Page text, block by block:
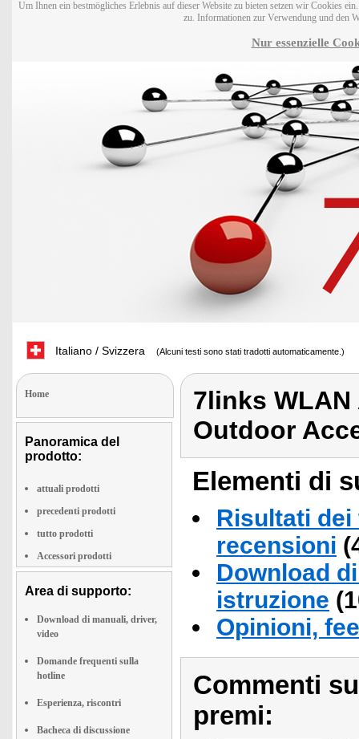
Um Ihnen ein bestmögliches Erlebnis auf dieser Website zu bieten setzen wir Cookies
zu. Informationen zur Verwendung und den
Nur essenzielle
Italiano / Svizzera (Alcuni testi sono stati tradotti automaticamente.)
Home
Panoramica del
prodotto:
attuali prodotti
precedenti prodotti
tutto prodotti
Accessori prodotti
Area di supporto:
Download di manuali, driver,
video
Domande frequenti sulla
hotline
Esperienza, riscontri
Bacheca di discussione
7links
Outdoor
Elementi di
Risultati
recensioni
Download
istruzione
Opinioni,
Commenti
premi: